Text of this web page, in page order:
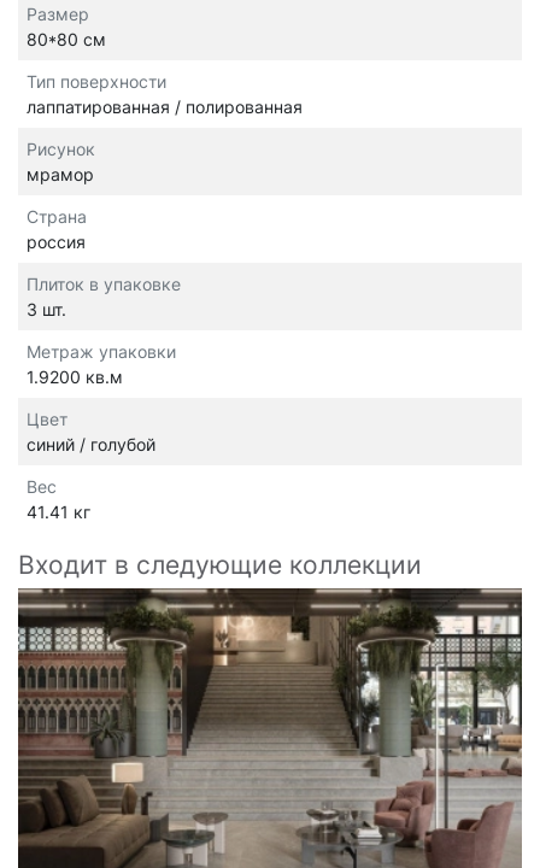
Размер
80*80 см
Тип поверхности
лаппатированная / полированная
Рисунок
мрамор
Страна
россия
Плиток в упаковке
3 шт.
Метраж упаковки
1.9200 кв.м
Цвет
синий / голубой
Вес
41.41 кг
Входит в следующие коллекции